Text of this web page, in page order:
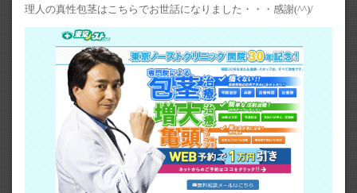
理人の真性包茎はこちらでお世話になりました・・・感謝(^^)/